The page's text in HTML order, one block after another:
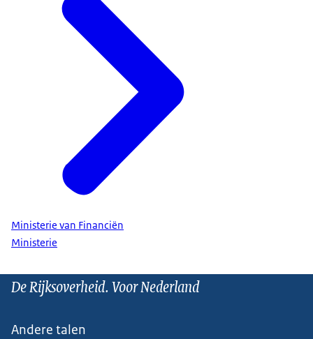
Ministerie van Financiën
Ministerie
De Rijksoverheid. Voor Nederland
Andere talen